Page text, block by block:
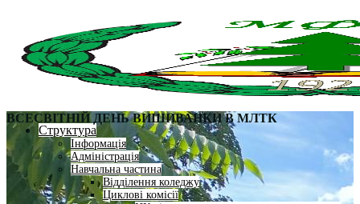
Структура
Інформація
Адміністрація
Навчальна частина
Відділення коледжу
Циклові комісії
ВСЕСВІТНІЙ ДЕНЬ ВИШИВАНКИ В МЛТК